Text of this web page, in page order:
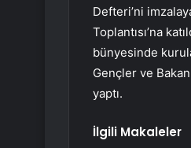
Defteri’ni
Toplantısı’na
bünyesinde
Gençler ve
yaptı.
İlgili Makaleler